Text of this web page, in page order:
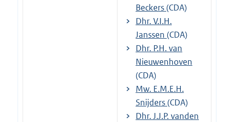
Beckers(CDA)
Dhr. V.I.H.
Janssen (CDA)
Dhr. P.H. van
Nieuwenhoven
(CDA)
Mw. E.M.E.H.
Snijders(CDA)
Dhr. J.J.P. vanden